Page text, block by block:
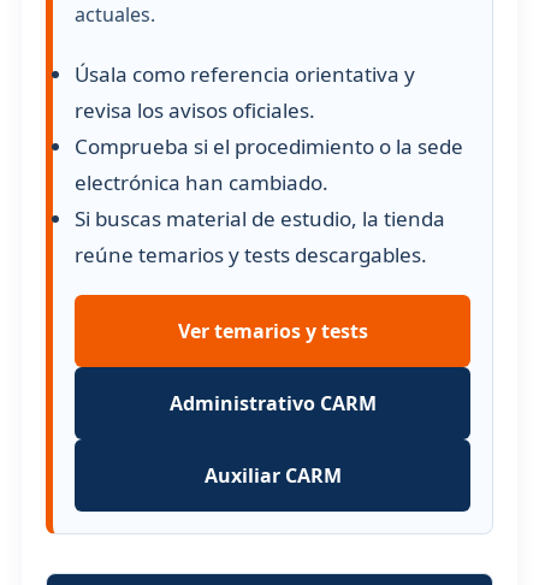
actuales.
Úsala como referencia orientativa y
revisa los avisos oficiales.
Comprueba si el procedimiento o la sede
electrónica han cambiado.
Si buscas material de estudio, la tienda
reúne temarios y tests descargables.
Ver temarios y tests
Administrativo CARM
Auxiliar CARM